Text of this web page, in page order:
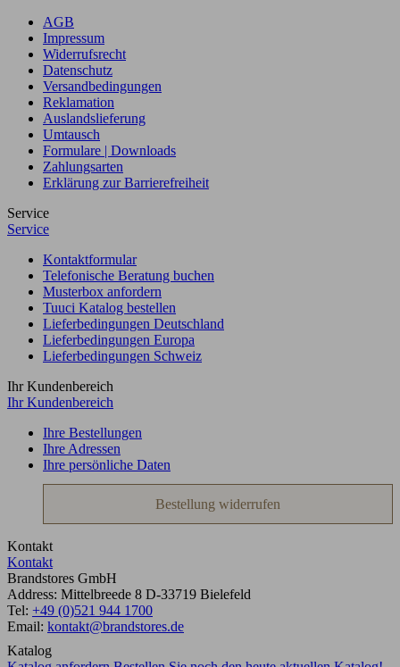
AGB
Impressum
Widerrufsrecht
Datenschutz
Versandbedingungen
Reklamation
Auslandslieferung
Umtausch
Formulare | Downloads
Zahlungsarten
Erklärung zur Barrierefreiheit
Service
Service
Kontaktformular
Telefonische Beratung buchen
Musterbox anfordern
Tuuci Katalog bestellen
Lieferbedingungen Deutschland
Lieferbedingungen Europa
Lieferbedingungen Schweiz
Ihr Kundenbereich
Ihr Kundenbereich
Ihre Bestellungen
Ihre Adressen
Ihre persönliche Daten
Bestellung widerrufen
Kontakt
Kontakt
Brandstores GmbH
Address: Mittelbreede 8 D-33719 Bielefeld
Tel: +49 (0)521 944 1700
Email: kontakt@brandstores.de
Katalog